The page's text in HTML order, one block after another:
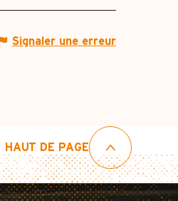
Signaler une erreur
HAUT DE PAGE